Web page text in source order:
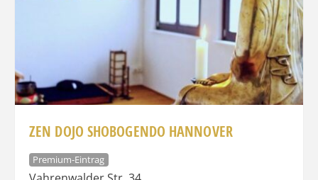
ZEN DOJO SHOBOGENDO HANNOVER
Premium-Eintrag